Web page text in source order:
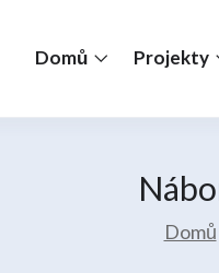
Domů Projekty
Domů